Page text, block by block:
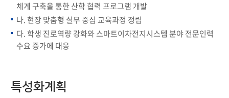
체계 구축을 통한 산학 협력 프로그램 개발
나. 현장 맞춤형 실무 중심 교육과정 정립
다. 학생 진로역량 강화와 스마트이차전지시스템 분야 전문인력
수요 증가에 대응
특성화계획